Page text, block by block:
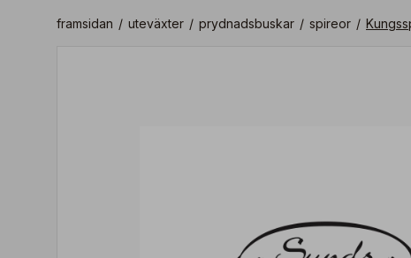
framsidan / uteväxter / prydnadsbuskar / spireor /